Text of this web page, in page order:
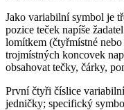
Jako variabilní symbol je
pozice teček napíše
lomítkem (čtyřmístné
trojmístných koncovek
obsahovat tečky, čárky,
První čtyři číslice
jedničky; specifický